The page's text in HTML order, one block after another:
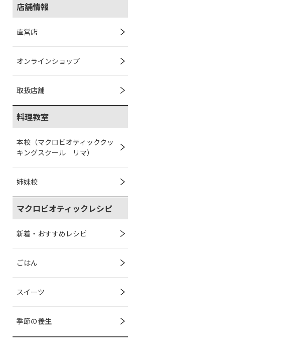
店舗情報
直営店
オンラインショップ
取扱店舗
料理教室
本校（マクロビオティッククッ
キングスクール リマ）
姉妹校
マクロビオティックレシピ
新着・おすすめレシピ
ごはん
スイーツ
季節の養生